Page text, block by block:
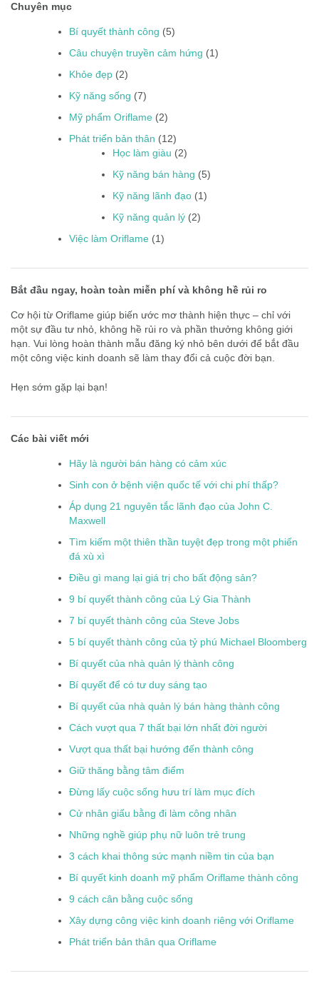
Chuyên mục
Bí quyết thành công (5)
Câu chuyện truyền cảm hứng (1)
Khỏe đẹp (2)
Kỹ năng sống (7)
Mỹ phẩm Oriflame (2)
Phát triển bản thân (12)
Học làm giàu (2)
Kỹ năng bán hàng (5)
Kỹ năng lãnh đạo (1)
Kỹ năng quản lý (2)
Việc làm Oriflame (1)
Bắt đầu ngay, hoàn toàn miễn phí và không hề rủi ro
Cơ hội từ Oriflame giúp biến ước mơ thành hiện thực – chỉ với
một sự đầu tư nhỏ, không hề rủi ro và phần thưởng không giới
hạn. Vui lòng hoàn thành mẫu đăng ký nhỏ bên dưới để bắt đầu
một công việc kinh doanh sẽ làm thay đổi cả cuộc đời bạn.
Hẹn sớm gặp lại bạn!
Các bài viết mới
Hãy là người bán hàng có cảm xúc
Sinh con ở bệnh viện quốc tế với chi phí thấp?
Áp dụng 21 nguyên tắc lãnh đạo của John C.
Maxwell
Tìm kiếm một thiên thần tuyệt đẹp trong một phiến
đá xù xì
Điều gì mang lại giá trị cho bất động sản?
9 bí quyết thành công của Lý Gia Thành
7 bí quyết thành công của Steve Jobs
5 bí quyết thành công của tỷ phú Michael Bloomberg
Bí quyết của nhà quản lý thành công
Bí quyết để có tư duy sáng tạo
Bí quyết của nhà quản lý bán hàng thành công
Cách vượt qua 7 thất bại lớn nhất đời người
Vượt qua thất bại hướng đến thành công
Giữ thăng bằng tâm điểm
Đừng lấy cuộc sống hưu trí làm mục đích
Cử nhân giấu bằng đi làm công nhân
Những nghề giúp phụ nữ luôn trẻ trung
3 cách khai thông sức mạnh niềm tin của bạn
Bí quyết kinh doanh mỹ phẩm Oriflame thành công
9 cách cân bằng cuộc sống
Xây dựng công việc kinh doanh riêng với Oriflame
Phát triển bản thân qua Oriflame